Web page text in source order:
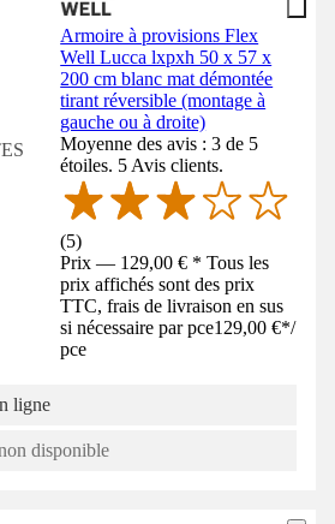
Armoire à provisions Flex
Well Lucca lxpxh 50 x 57 x
200 cm blanc mat démontée
tirant réversible (montage à
gauche ou à droite)
Moyenne des avis : 3 de 5
étoiles. 5 Avis clients.
(5)
Prix — 129,00 € * Tous les
prix affichés sont des prix
TTC, frais de livraison en sus
si nécessaire par pce129,00 €*/
pce
ligne
disponible